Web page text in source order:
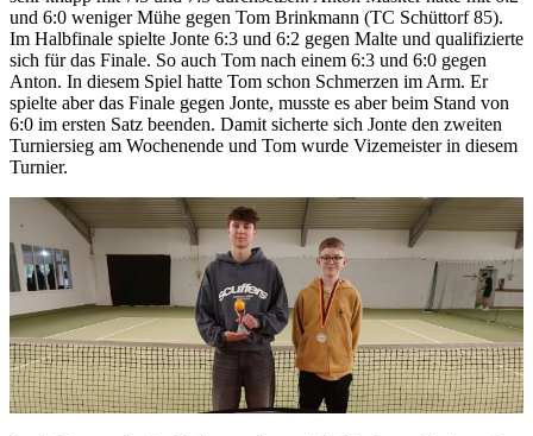
und 6:0 weniger Mühe gegen Tom Brinkmann (TC Schüttorf 85).
Im Halbfinale spielte Jonte 6:3 und 6:2 gegen Malte und qualifizierte
sich für das Finale. So auch Tom nach einem 6:3 und 6:0 gegen
Anton. In diesem Spiel hatte Tom schon Schmerzen im Arm. Er
spielte aber das Finale gegen Jonte, musste es aber beim Stand von
6:0 im ersten Satz beenden. Damit sicherte sich Jonte den zweiten
Turniersieg am Wochenende und Tom wurde Vizemeister in diesem
Turnier.